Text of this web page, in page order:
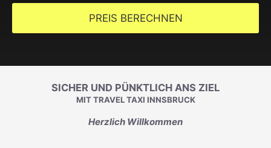
PREIS BERECHNEN
SICHER UND PÜNKTLICH ANS ZIEL
MIT TRAVEL TAXI INNSBRUCK
Herzlich Willkommen